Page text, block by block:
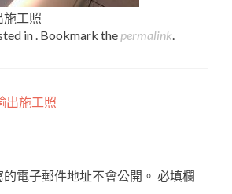
施工照
in . Bookmark the permalink.
出施工照
電子郵件地址不會公開。 必填欄